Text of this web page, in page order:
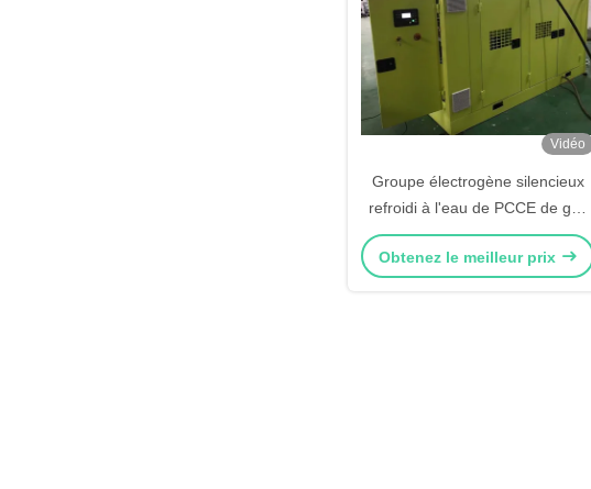
Vidéo
Groupe électrogène silencieux
refroidi à l'eau de PCCE de gaz
naturel de 100kw Cummins 24
heures de fonctionnement
Obtenez le meilleur prix